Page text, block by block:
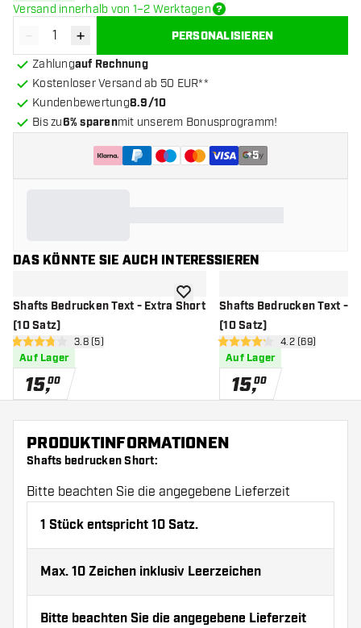
Versand innerhalb von 1–2 Werktagen
Menge verringern
- Menge erhöhen
+ PERSONALISIEREN
Zahlungauf Rechnung
Kostenloser Versand ab 50 EUR**
Kundenbewertung8.9/10
Bis zu6% sparenmit unserem Bonusprogramm!
+5
DAS KÖNNTE SIE AUCH INTERESSIEREN
Shafts Bedrucken Text - Extra Short
(10 Satz)
Bewertungsbereich öffnen
3.8 Bewertungssterne
3.8 (5)
Auf Lager
15,00
Zur Wunschliste hinzufügen
Shafts Bedrucken Text -
(10 Satz)
4.2 Bewertungssterne
4.2 (69)
Auf Lager
15,00
PRODUKTINFORMATIONEN
Shafts bedrucken Short:
Bitte beachten Sie die angegebene Lieferzeit
1 Stück entspricht 10 Satz.
Max. 10 Zeichen inklusiv Leerzeichen
Bitte beachten Sie die angegebene Lieferzeit